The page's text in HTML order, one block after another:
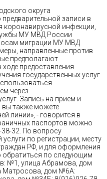
округа
записи в
коронавирусной инфекции,
МУ МВД России
миграции МУ МВД
направленные против
предполагают
предоставления
государственных услуг
через
Запись на прием и
также можете
линии», - говорится в
паспортов можно
32. По вопросу
по регистрации, месту
РФ, и для оформления
по следующим
№1, улица Абрамова, дом
Матросова, дом №6А: